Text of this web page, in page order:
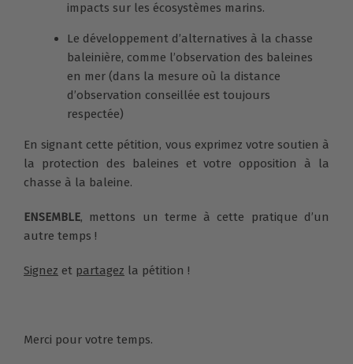
impacts sur les écosystèmes marins.
Le développement d’alternatives à la chasse
baleinière, comme l’observation des baleines
en mer (dans la mesure où la distance
d’observation conseillée est toujours
respectée)
En signant cette pétition, vous exprimez votre soutien à
la protection des baleines et votre opposition à la
chasse à la baleine.
ENSEMBLE, mettons un terme à cette pratique d’un
autre temps !
Signez et partagez la pétition !
Merci pour votre temps.